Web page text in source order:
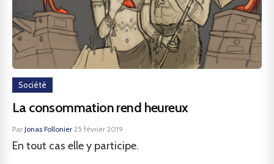
Société
La consommation rend heureux
Par Jonas Follonier·25 février 2019
En tout cas elle y participe.